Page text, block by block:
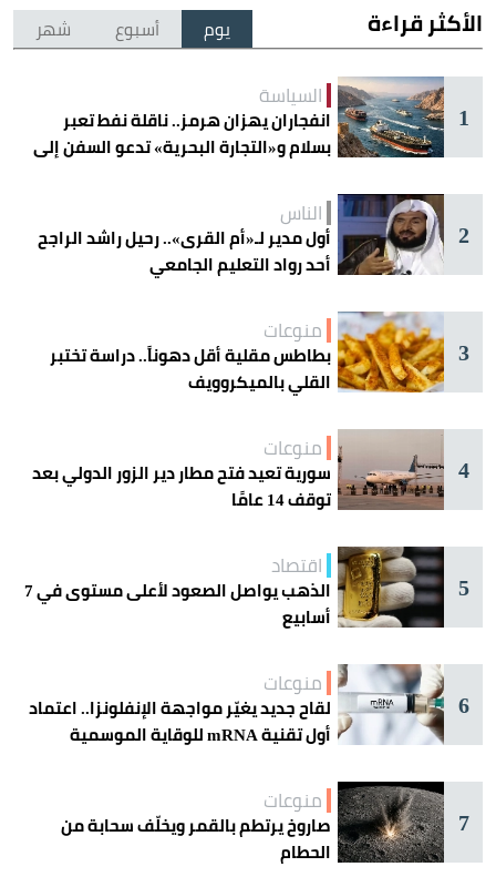
الأكثر قراءة يوم أسبوع شهر
1
السياسة
انفجاران يهزان هرمز.. ناقلة نفط تعبر
بسلام و«التجارة البحرية» تدعو السفن إلى
2
الناس
أول مدير لـ«أم القرى».. رحيل راشد الراجح
أحد رواد التعليم الجامعي
3
منوعات
بطاطس مقلية أقل دهوناً.. دراسة تختبر
القلي بالميكروويف
4
منوعات
سورية تعيد فتح مطار دير الزور الدولي بعد
توقف 14 عامًا
5
اقتصاد
الذهب يواصل الصعود لأعلى مستوى في 7
أسابيع
6
منوعات
لقاح جديد يغيّر مواجهة الإنفلونزا.. اعتماد
أول تقنية mRNA للوقاية الموسمية
7
منوعات
صاروخ يرتطم بالقمر ويخلّف سحابة من
الحطام